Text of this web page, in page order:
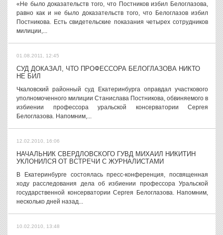
«Не было доказательств того, что Постников избил Белоглазова,
равно как и не было доказательств того, что Белоглазов избил
Постникова. Есть свидетельские показания четырех сотрудников
милиции,...
01.08.2011, 12:45
СУД ДОКАЗАЛ, ЧТО ПРОФЕССОРА БЕЛОГЛАЗОВА НИКТО
НЕ БИЛ
Чкаловский районный суд Екатеринбурга оправдал участкового
уполномоченного милиции Станислава Постникова, обвиняемого в
избиении профессора уральской консерватории Сергея
Белоглазова. Напомним,...
12.02.2010, 16:06
НАЧАЛЬНИК СВЕРДЛОВСКОГО ГУВД МИХАИЛ НИКИТИН
УКЛОНИЛСЯ ОТ ВСТРЕЧИ С ЖУРНАЛИСТАМИ
В Екатеринбурге состоялась пресс-конференция, посвященная
ходу расследования дела об избиении профессора Уральской
государственной консерватории Сергея Белоглазова. Напомним,
несколько дней назад...
10.02.2010, 13:48